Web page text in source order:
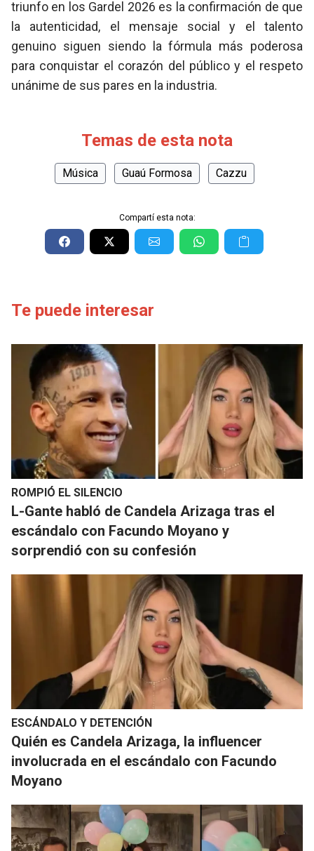
triunfo en los Gardel 2026 es la confirmación de que
la autenticidad, el mensaje social y el talento
genuino siguen siendo la fórmula más poderosa
para conquistar el corazón del público y el respeto
unánime de sus pares en la industria.
Temas de esta nota
Música Guaú Formosa Cazzu
Compartí esta nota:
Te puede interesar
ROMPIÓ EL SILENCIO
L-Gante habló de Candela Arizaga tras el
escándalo con Facundo Moyano y
sorprendió con su confesión
ESCÁNDALO Y DETENCIÓN
Quién es Candela Arizaga, la influencer
involucrada en el escándalo con Facundo
Moyano